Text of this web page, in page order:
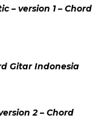
– version 1 – Chord
Gitar Indonesia
2 – Chord